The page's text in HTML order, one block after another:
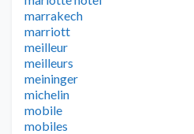
marrakech
marriott
meilleur
meilleurs
meininger
michelin
mobile
mobiles